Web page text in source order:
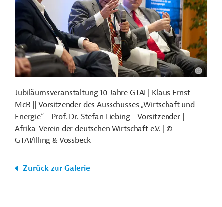
Jubiläumsveranstaltung 10 Jahre GTAI | Klaus Ernst -
McB || Vorsitzender des Ausschusses „Wirtschaft und
Energie“ - Prof. Dr. Stefan Liebing - Vorsitzender |
Afrika-Verein der deutschen Wirtschaft e.V. | ©
GTAI/Illing & Vossbeck
Zurück zur Galerie